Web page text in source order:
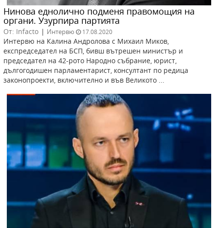
Нинова еднолично подменя правомощия на
органи. Узурпира партията
От: Infacto | Интервю 17.08.2020
Интервю на Калина Андролова с Михаил Миков,
експредседател на БСП, бивш вътрешен министър и
председател на 42-рото Народно събрание, юрист,
дългогодишен парламентарист, консултант по редица
законопроекти, включително и във Великото ...